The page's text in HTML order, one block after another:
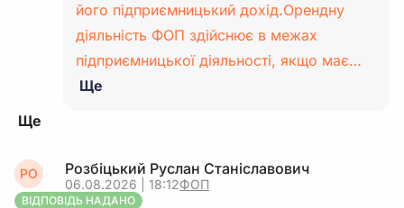
його підприємницький дохід.Орендну
діяльність ФОП здійснює в межах
підприємницької діяльності, якщо має…
Ще
РО Розбіцький Руслан Станіславович
06.08.2026 | 18:12ФОП
ВІДПОВІДЬ НАДАНО